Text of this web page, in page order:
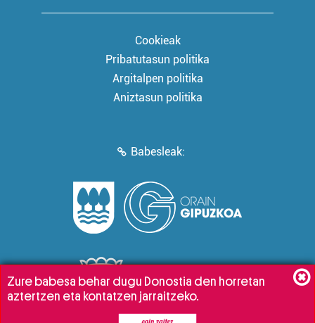
Cookieak
Pribatutasun politika
Argitalpen politika
Aniztasun politika
Babesleak:
Zure babesa behar dugu Donostia den horretan
aztertzen eta kontatzen jarraitzeko.